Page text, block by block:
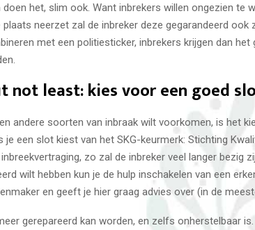
het, slim ook. Want inbrekers willen ongezien te
neerzet zal de inbreker deze gegarandeerd ook
met een politiesticker, inbrekers krijgen dan het
not least: kies voor een goed
andere soorten van inbraak wilt voorkomen, is het
je een slot kiest van het SKG-keurmerk: Stichting
zo zal de inbreker veel langer bezig
wilt hebben kun je de hulp inschakelen van een
en geeft je hier graag advies over (in de
gerepareerd kan worden, en zelfs onherstelbaar